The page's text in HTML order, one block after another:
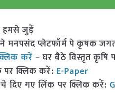
हमसे जुड़ें
मनपसंद प्लेटफॉर्म पे कृषक
करें – घर बैठे विस्तृत कृषि
क्लिक करें: E-Paper
दिए गए लिंक पर क्लिक करें: